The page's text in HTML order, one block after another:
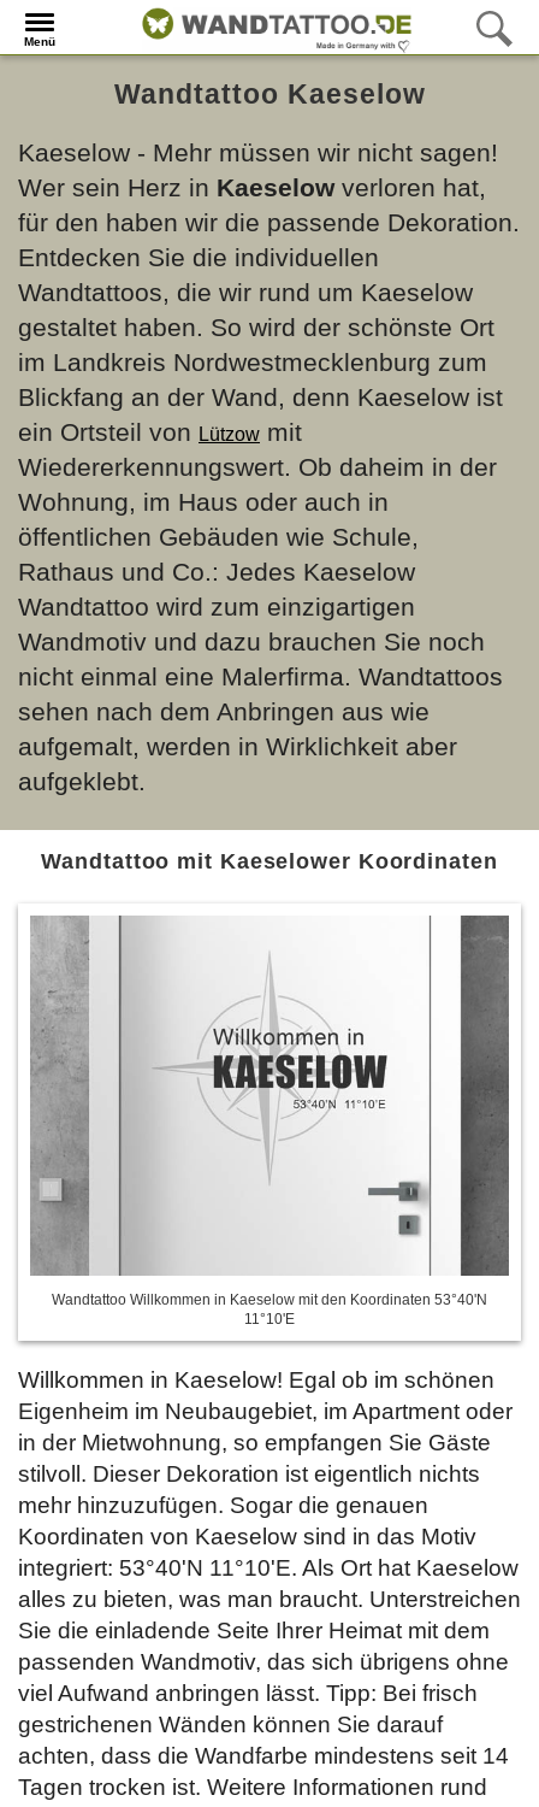
Menü
Wandtattoo Kaeselow
Kaeselow - Mehr müssen wir nicht sagen!
Wer sein Herz in Kaeselowverloren hat,
für den haben wir die passende Dekoration.
Entdecken Sie die individuellen
Wandtattoos, die wir rund um Kaeselow
gestaltet haben. So wird der schönste Ort
im Landkreis Nordwestmecklenburg zum
Blickfang an der Wand, denn Kaeselow ist
ein Ortsteil von Lützow mit
Wiedererkennungswert. Ob daheim in der
Wohnung, im Haus oder auch in
öffentlichen Gebäuden wie Schule,
Rathaus und Co.: Jedes Kaeselow
Wandtattoo wird zum einzigartigen
Wandmotiv und dazu brauchen Sie noch
nicht einmal eine Malerfirma. Wandtattoos
sehen nach dem Anbringen aus wie
aufgemalt, werden in Wirklichkeit aber
aufgeklebt.
Wandtattoo mit Kaeselower Koordinaten
Wandtattoo Willkommen in Kaeselow mit den Koordinaten 53°40'N
11°10'E
Willkommen in Kaeselow! Egal ob im schönen
Eigenheim im Neubaugebiet, im Apartment oder
in der Mietwohnung, so empfangen Sie Gäste
stilvoll. Dieser Dekoration ist eigentlich nichts
mehr hinzuzufügen. Sogar die genauen
Koordinaten von Kaeselow sind in das Motiv
integriert: 53°40'N 11°10'E. Als Ort hat Kaeselow
alles zu bieten, was man braucht. Unterstreichen
Sie die einladende Seite Ihrer Heimat mit dem
passenden Wandmotiv, das sich übrigens ohne
viel Aufwand anbringen lässt. Tipp: Bei frisch
gestrichenen Wänden können Sie darauf
achten, dass die Wandfarbe mindestens seit 14
Tagen trocken ist. Weitere Informationen rund